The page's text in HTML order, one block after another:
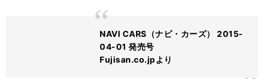
NAVI CARS（ナビ・カーズ） 2015-
04-01 発売号
Fujisan.co.jpより